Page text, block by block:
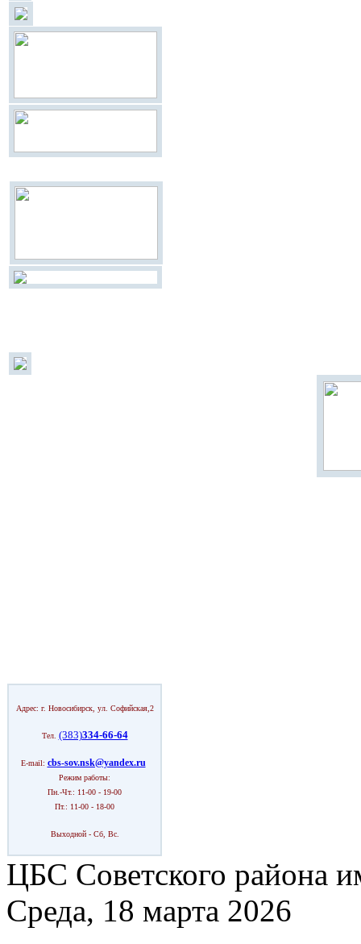
Адрес: г. Новосибирск, ул. Софийская,2
Тел. (383)334-66-64
E-mail: cbs-sov.nsk@yandex.ru
Режим работы:
Пн.-Чт.: 11-00 - 19-00
Пт.: 11-00 - 18-00
Выходной - Сб, Вс.
ЦБС Советского района
Среда, 18 марта 2026